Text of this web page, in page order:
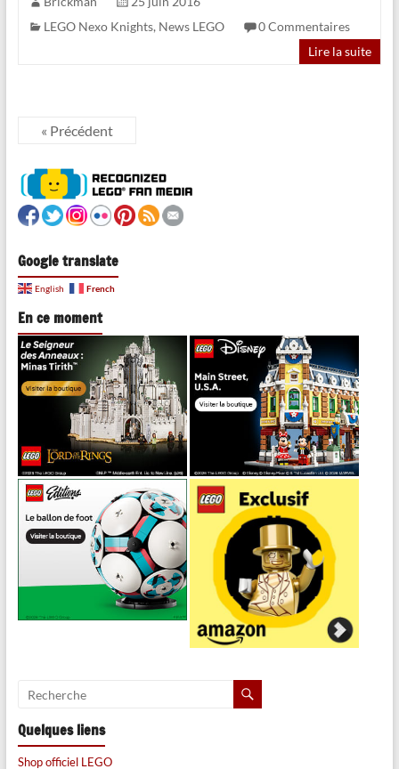
LEGO Nexo Knights, News LEGO
0 Commentaires
Lire la suite
« Précédent
Google translate
English French
En ce moment
Quelques liens
Shop officiel LEGO